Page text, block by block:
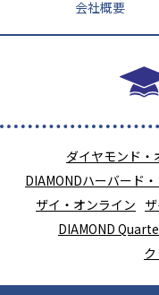
会社概要
ダイヤモンド・
DIAMONDハーバード
ザイ・オンライン
DIAMOND